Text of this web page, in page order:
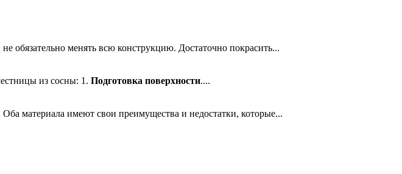
обязательно менять всю конструкцию. Достаточно покрасить...
из сосны: 1. Подготовка поверхности....
материала имеют свои преимущества и недостатки, которые...